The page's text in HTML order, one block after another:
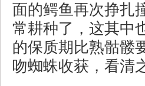
面的鳄鱼再次挣扎
常耕种了，这其中
的保质期比熟骷髅
吻蜘蛛收获，看清